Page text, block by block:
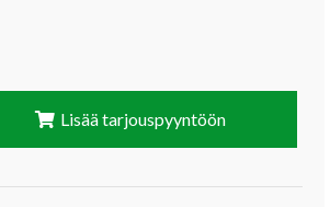
Lisää tarjouspyyntöön